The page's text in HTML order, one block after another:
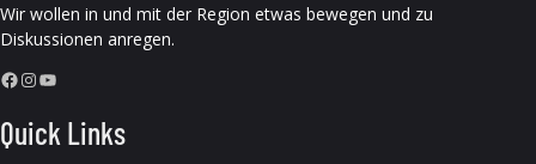
Wir wollen in und mit der Region etwas bewegen und zu
Diskussionen anregen.
Facebook InstagramYouTube
Quick Links